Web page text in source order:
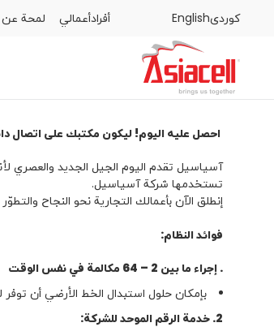
لمحة عن الشركة
كوردىEnglish أفرادأعمالي لمحة عن
احصل عليه اليوم! ليكون مكتبك على اتصال
آسياسيل تقدم اليوم الجيل الجديد والعصري
تستخدمها شركة آسياسيل.
إنطلق الآن بأعمالك التجارية نحو النجاح والتطوّر
فوائد النظام:
. إجراء ما بين 2 – 64 مكالمة في نفس الوقت
بإمكان حلول استبدال الخط الأرضي أن توفر لك ميزة إجراء 64 مكالمة
2. خدمة الرقم الموحد للشركة: